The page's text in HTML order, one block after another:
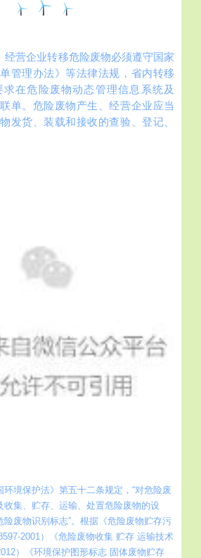
经营企业转移危险废物必须遵守国家
管理办法》等法律法规，省内转移
在危险废物动态管理信息系统及
单。危险废物产生、经营企业应当
发货、装载和接收的查验、登记、
环境保护法》第五十二条规定，“对危险废
收集、贮存、运输、处置危险废物的设
废物识别标志”。根据《危险废物贮存污
2001）《危险废物收集 贮存 运输技术
）《环境保护图形标志 固体废物贮存